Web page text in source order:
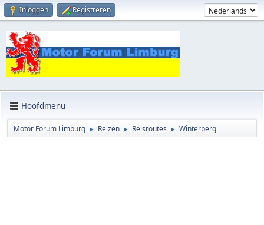
Inloggen Registreren
Hoofdmenu
Motor Forum Limburg ► Reizen ► Reisroutes ► Winterberg